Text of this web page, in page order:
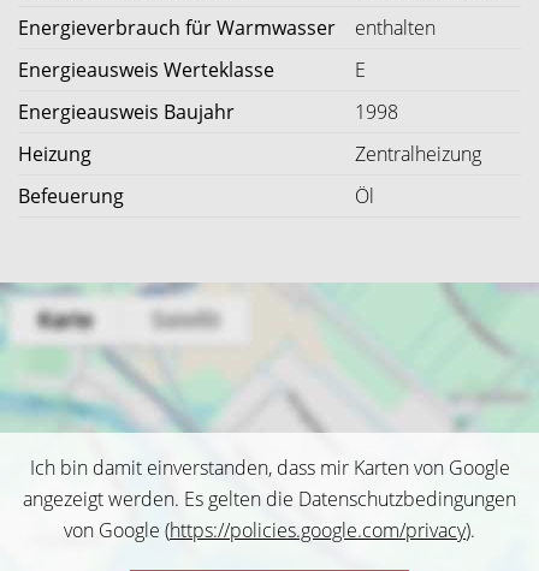
Energieverbrauch für Warmwasser
enthalten
Energieausweis Werteklasse
E
Energieausweis Baujahr
1998
Heizung
Zentralheizung
Befeuerung
Öl
Ich bin damit einverstanden, dass mir Karten von Google
angezeigt werden. Es gelten die Datenschutzbedingungen
von Google (https://policies.google.com/privacy).